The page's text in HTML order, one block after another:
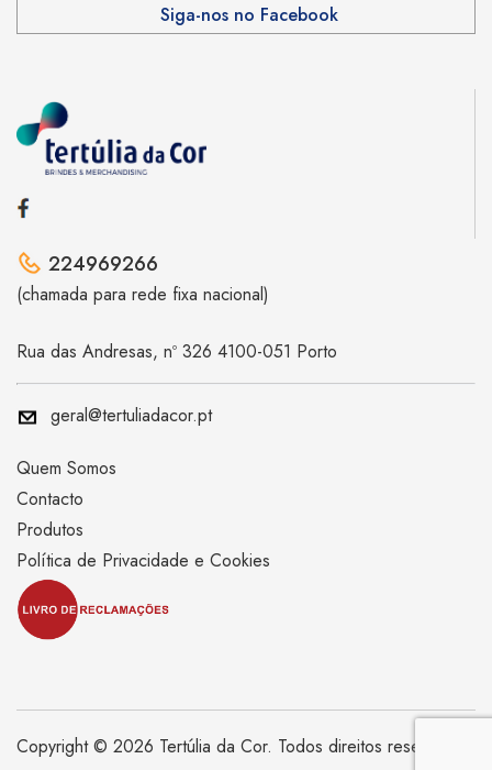
Siga-nos no Facebook
224969266
(chamada para rede fixa nacional)
Rua das Andresas, nº 326 4100-051 Porto
geral@tertuliadacor.pt
Quem Somos
Contacto
Produtos
Política de Privacidade e Cookies
Copyright © 2026 Tertúlia da Cor. Todos direitos reservados